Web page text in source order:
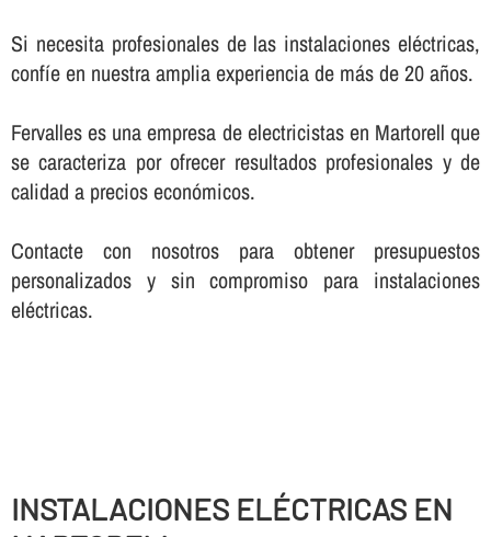
Si necesita profesionales de las instalaciones eléctricas,
confí­e en nuestra amplia experiencia de más de 20 años.
Fervalles es una empresa de electricistas en Martorell que
se caracteriza por ofrecer resultados profesionales y de
calidad a precios económicos.
Contacte con nosotros para obtener presupuestos
personalizados y sin compromiso para instalaciones
eléctricas.
INSTALACIONES ELÉCTRICAS EN